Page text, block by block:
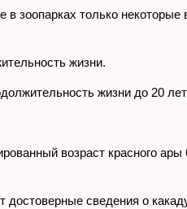
зоопарках только
жизни.
жизни до 20
возраст красного
сведения о